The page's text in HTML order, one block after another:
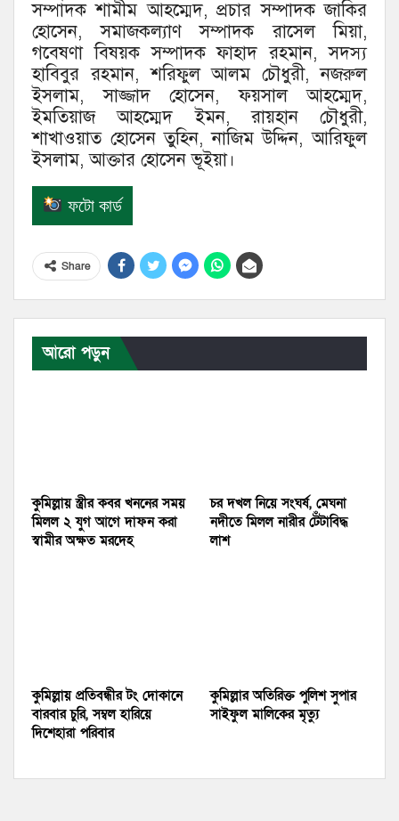
সম্পাদক শামীম আহম্মেদ, প্রচার সম্পাদক জাকির
হোসেন, সমাজকল্যাণ সম্পাদক রাসেল মিয়া,
গবেষণা বিষয়ক সম্পাদক ফাহাদ রহমান, সদস্য
হাবিবুর রহমান, শরিফুল আলম চৌধুরী, নজরুল
ইসলাম, সাজ্জাদ হোসেন, ফয়সাল আহম্মেদ,
ইমতিয়াজ আহম্মেদ ইমন, রায়হান চৌধুরী,
শাখাওয়াত হোসেন তুহিন, নাজিম উদ্দিন, আরিফুল
ইসলাম, আক্তার হোসেন ভূইয়া।
ফটো কার্ড
Share
আরো পড়ুন
কুমিল্লায় স্ত্রীর কবর খননের সময়
মিলল ২ যুগ আগে দাফন করা
স্বামীর অক্ষত মরদেহ
চর দখল নিয়ে সংঘর্ষ, মেঘনা
নদীতে মিলল নারীর টেঁটাবিদ্ধ
লাশ
কুমিল্লায় প্রতিবন্ধীর টং দোকানে
বারবার চুরি, সম্বল হারিয়ে
দিশেহারা পরিবার
কুমিল্লার অতিরিক্ত পুলিশ সুপার
সাইফুল মালিকের মৃত্যু